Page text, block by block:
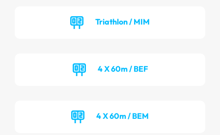
Triathlon / MIM
4 X 60m / BEF
4 X 60m / BEM